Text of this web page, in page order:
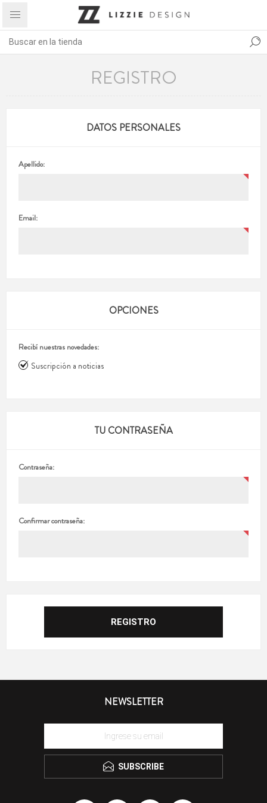
REGISTRO
DATOS PERSONALES
Apellido:
Email:
OPCIONES
Recibí nuestras novedades:
Suscripción a noticias
TU CONTRASEÑA
Contraseña:
Confirmar contraseña:
NEWSLETTER
SUBSCRIBE